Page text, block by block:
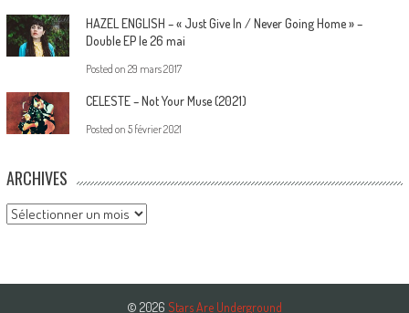
HAZEL ENGLISH – « Just Give In / Never Going Home » –
Double EP le 26 mai
Posted on 29 mars 2017
CELESTE – Not Your Muse (2021)
Posted on 5 février 2021
ARCHIVES
Archives
© 2026 Stars Are Underground